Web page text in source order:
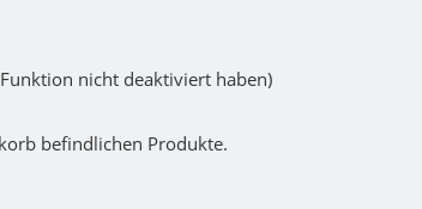
nicht deaktiviert haben)
befindlichen Produkte.